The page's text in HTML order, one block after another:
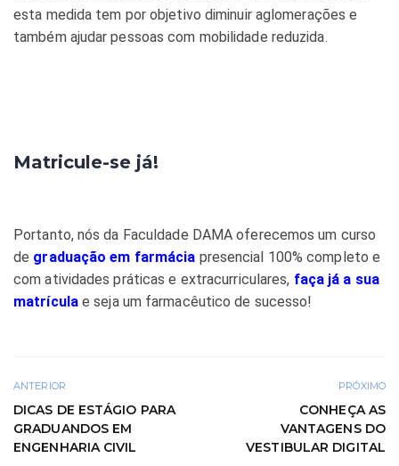
esta medida tem por objetivo diminuir aglomerações e
também ajudar pessoas com mobilidade reduzida.
Matricule-se já!
Portanto, nós da Faculdade DAMA oferecemos um curso
de graduação em farmácia presencial 100% completo e
com atividades práticas e extracurriculares, faça já a sua
matrículae seja um farmacêutico de sucesso!
ANTERIOR
DICAS DE ESTÁGIO PARA
GRADUANDOS EM
ENGENHARIA CIVIL
PRÓXIMO
CONHEÇA AS
VANTAGENS DO
VESTIBULAR DIGITAL